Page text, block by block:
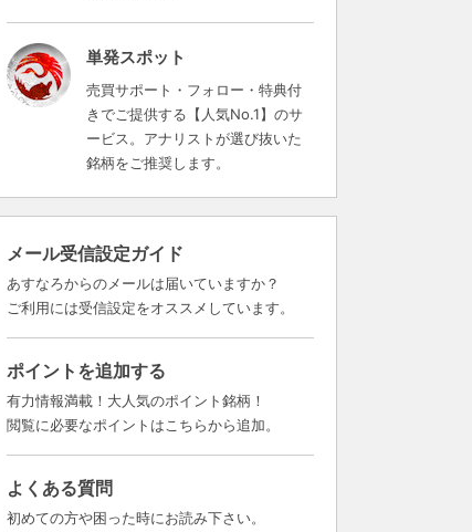
単発スポット
売買サポート・フォロー・特典付
きでご提供する【人気No.1】のサ
ービス。アナリストが選び抜いた
銘柄をご推奨します。
メール受信設定ガイド
あすなろからのメールは届いていますか？
ご利用には受信設定をオススメしています。
ポイントを追加する
有力情報満載！大人気のポイント銘柄！
閲覧に必要なポイントはこちらから追加。
よくある質問
初めての方や困った時にお読み下さい。